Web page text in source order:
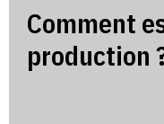
Comment
production